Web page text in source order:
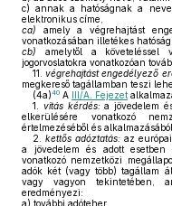
c) annak a hatóságnak a
elektronikus címe,
ca) amely a végrehajtást
vonatkozásában illetékes
cb) amelytől a követeléssel
jogorvoslatokra vonatkozóan
11.
végrehajtást engedélyező
megkereső tagállamban teszi
(4a)40 A III/A. Fejezet
1.
vitás kérdés:a jövedelem
elkerülésére vonatkozó
értelmezéséből és
2.
kettős adóztatás:az európai
a jövedelem és adott esetben
vonatkozó nemzetközi
adók két (vagy több) tagállam
vagy vagyon tekintetében,
eredményezi:
a) további adóteher,